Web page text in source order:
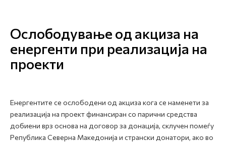
Бизнис заедница
Е-Царина
Контакт
Ослободување од акциза на
енергенти при реализација на
проекти
Енергентите се ослободени од акциза кога се наменети за
реализација на проект финансиран со парични средства
добиени врз основа на договор за донација, склучен помеѓу
Република Северна Македонија и странски донатори, ако во